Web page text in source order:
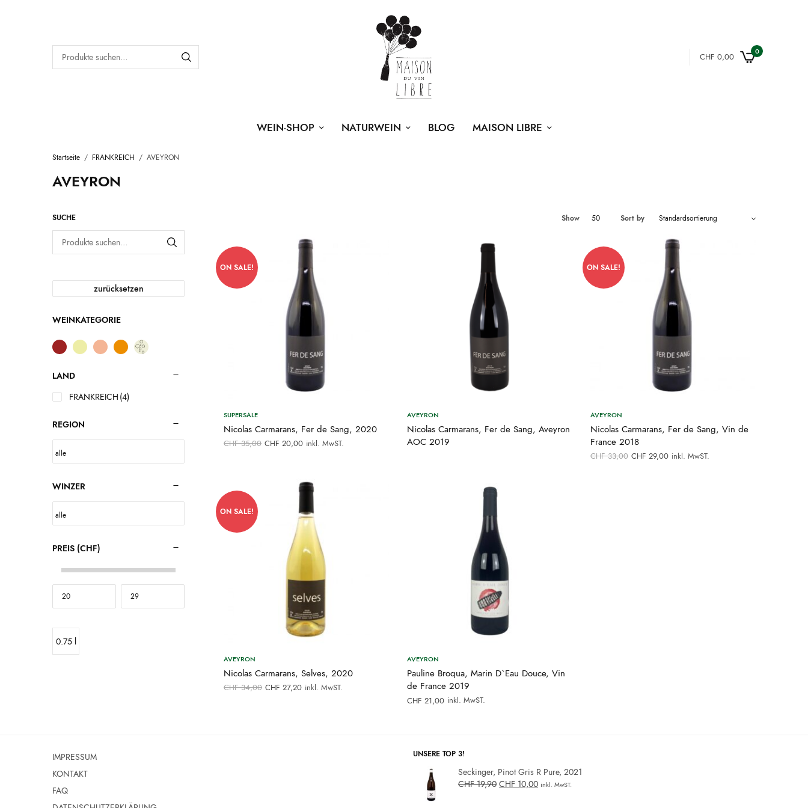
CHF 0,00
0
WEIN-SHOP NATURWEIN BLOG MAISON LIBRE
Startseite / FRANKREICH / AVEYRON
AVEYRON
SUCHE
zurücksetzen
WEINKATEGORIE
LAND
FRANKREICH (4)
REGION
WINZER
PREIS (CHF)
0.75 l
Show 50 Sort by
ON SALE!
SUPERSALE
Nicolas Carmarans, Fer de Sang, 2020
CHF35,00 Ursprünglicher
Preis war:
CHF 20,00Aktueller
inkl. MwST.
AVEYRON
Nicolas Carmarans, Fer de Sang, Aveyron
AOC 2019
ON SALE!
AVEYRON
Nicolas Carmarans, Fer de Sang, Vin de
France 2018
CHF33,00 Ursprünglicher
Preis war:
CHF 29,00Aktueller
inkl. MwST.
ON SALE!
AVEYRON
Nicolas Carmarans, Selves, 2020
CHF34,00 Ursprünglicher
Preis war:
CHF 27,20Aktueller
inkl. MwST.
AVEYRON
Pauline Broqua, Marin D`Eau Douce, Vin
de France 2019
CHF 21,00 inkl. MwST.
IMPRESSUM
KONTAKT
FAQ
UNSERE TOP 3!
Seckinger, Pinot Gris R Pure, 2021
CHF19,90 CHF 10,00 inkl. MwST.